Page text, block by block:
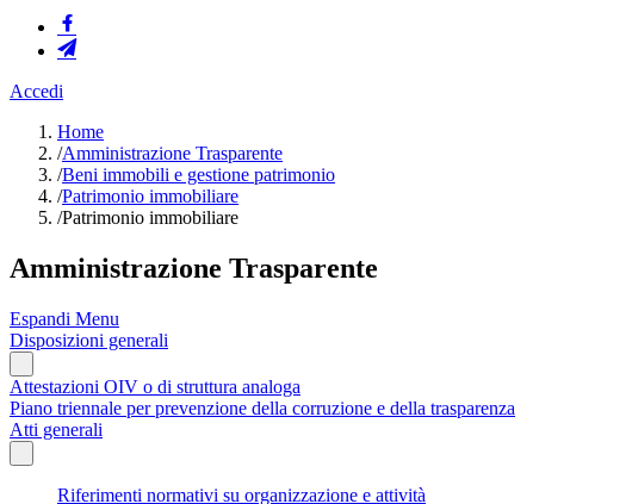
Accedi
Home
/Amministrazione Trasparente
/Beni immobili e gestione patrimonio
/Patrimonio immobiliare
/Patrimonio immobiliare
Amministrazione Trasparente
Espandi Menu
Disposizioni generali
Attestazioni OIV o di struttura analoga
Piano triennale per prevenzione della corruzione e della trasparenza
Atti generali
Riferimenti normativi su organizzazione e attività